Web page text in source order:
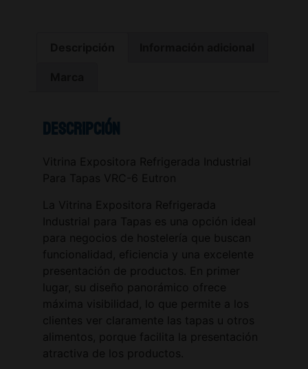
Descripción
Vitrina Expositora Refrigerada Industrial
Para Tapas VRC-6 Eutron
La Vitrina Expositora Refrigerada
Industrial para Tapas es una opción ideal
para negocios de hostelería que buscan
funcionalidad, eficiencia y una excelente
presentación de productos. En primer
lugar, su diseño panorámico ofrece
máxima visibilidad, lo que permite a los
clientes ver claramente las tapas u otros
alimentos, porque facilita la presentación
atractiva de los productos.